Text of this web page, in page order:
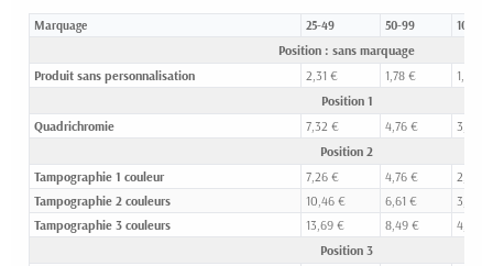
Marquage 25-49 50-99 100-
Position : sans marquage
Produit sans personnalisation
2,31 € 1,78 €
1,46 €
Position 1
Quadrichromie
7,32 € 4,76 €
3,37 €
Position 2
Tampographie 1 couleur
7,26 € 4,76 €
2,79 €
Tampographie 2 couleurs
10,46 € 6,61 €
3,76 €
Tampographie 3 couleurs
13,69 € 8,49 €
4,74 €
Position 3